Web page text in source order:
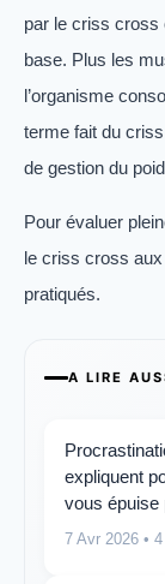
par le criss cross
base. Plus les
l’organisme
terme fait du
de gestion du
Pour évaluer
le criss cross
pratiqués.
A LIRE
expliquent
vous épuise
7 Avr 2026 •